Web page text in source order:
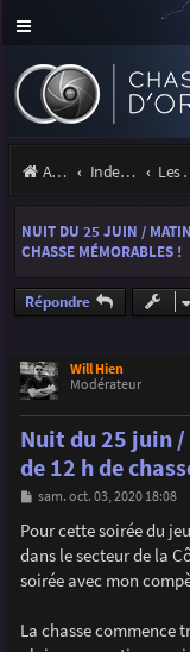
Accueil Index du forum
NUIT DU 25 JUIN /
CHASSE MÉMORABLES !
Répondre
Will Hien
Modérateur
Nuit du 25 juin
de 12 h de
M
s
s
a
g
e
sam. oct. 03, 2020 18:08
Pour cette soirée du
dans le secteur de la
soirée avec mon
La chasse commence